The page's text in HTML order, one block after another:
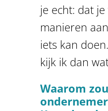
je echt: dat
manieren
iets kan
kijk ik dan
Waarom